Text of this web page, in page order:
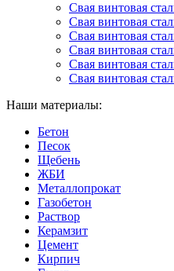
Свая винтовая
Свая винтовая
Свая винтовая
Свая винтовая
Свая винтовая
Свая винтовая
Наши материалы:
Бетон
Песок
Щебень
ЖБИ
Металлопрокат
Газобетон
Раствор
Керамзит
Цемент
Кирпич